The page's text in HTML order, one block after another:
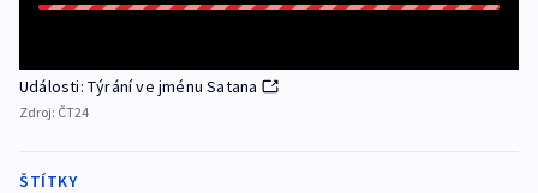
Události: Týrání ve jménu Satana
Zdroj: ČT24
ŠTÍTKY